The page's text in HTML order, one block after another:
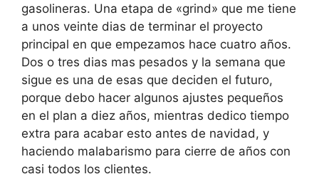
gasolineras. Una etapa de «grind» que me tiene
a unos veinte dias de terminar el proyecto
principal en que empezamos hace cuatro años.
Dos o tres dias mas pesados y la semana que
sigue es una de esas que deciden el futuro,
porque debo hacer algunos ajustes pequeños
en el plan a diez años, mientras dedico tiempo
extra para acabar esto antes de navidad, y
haciendo malabarismo para cierre de años con
casi todos los clientes.